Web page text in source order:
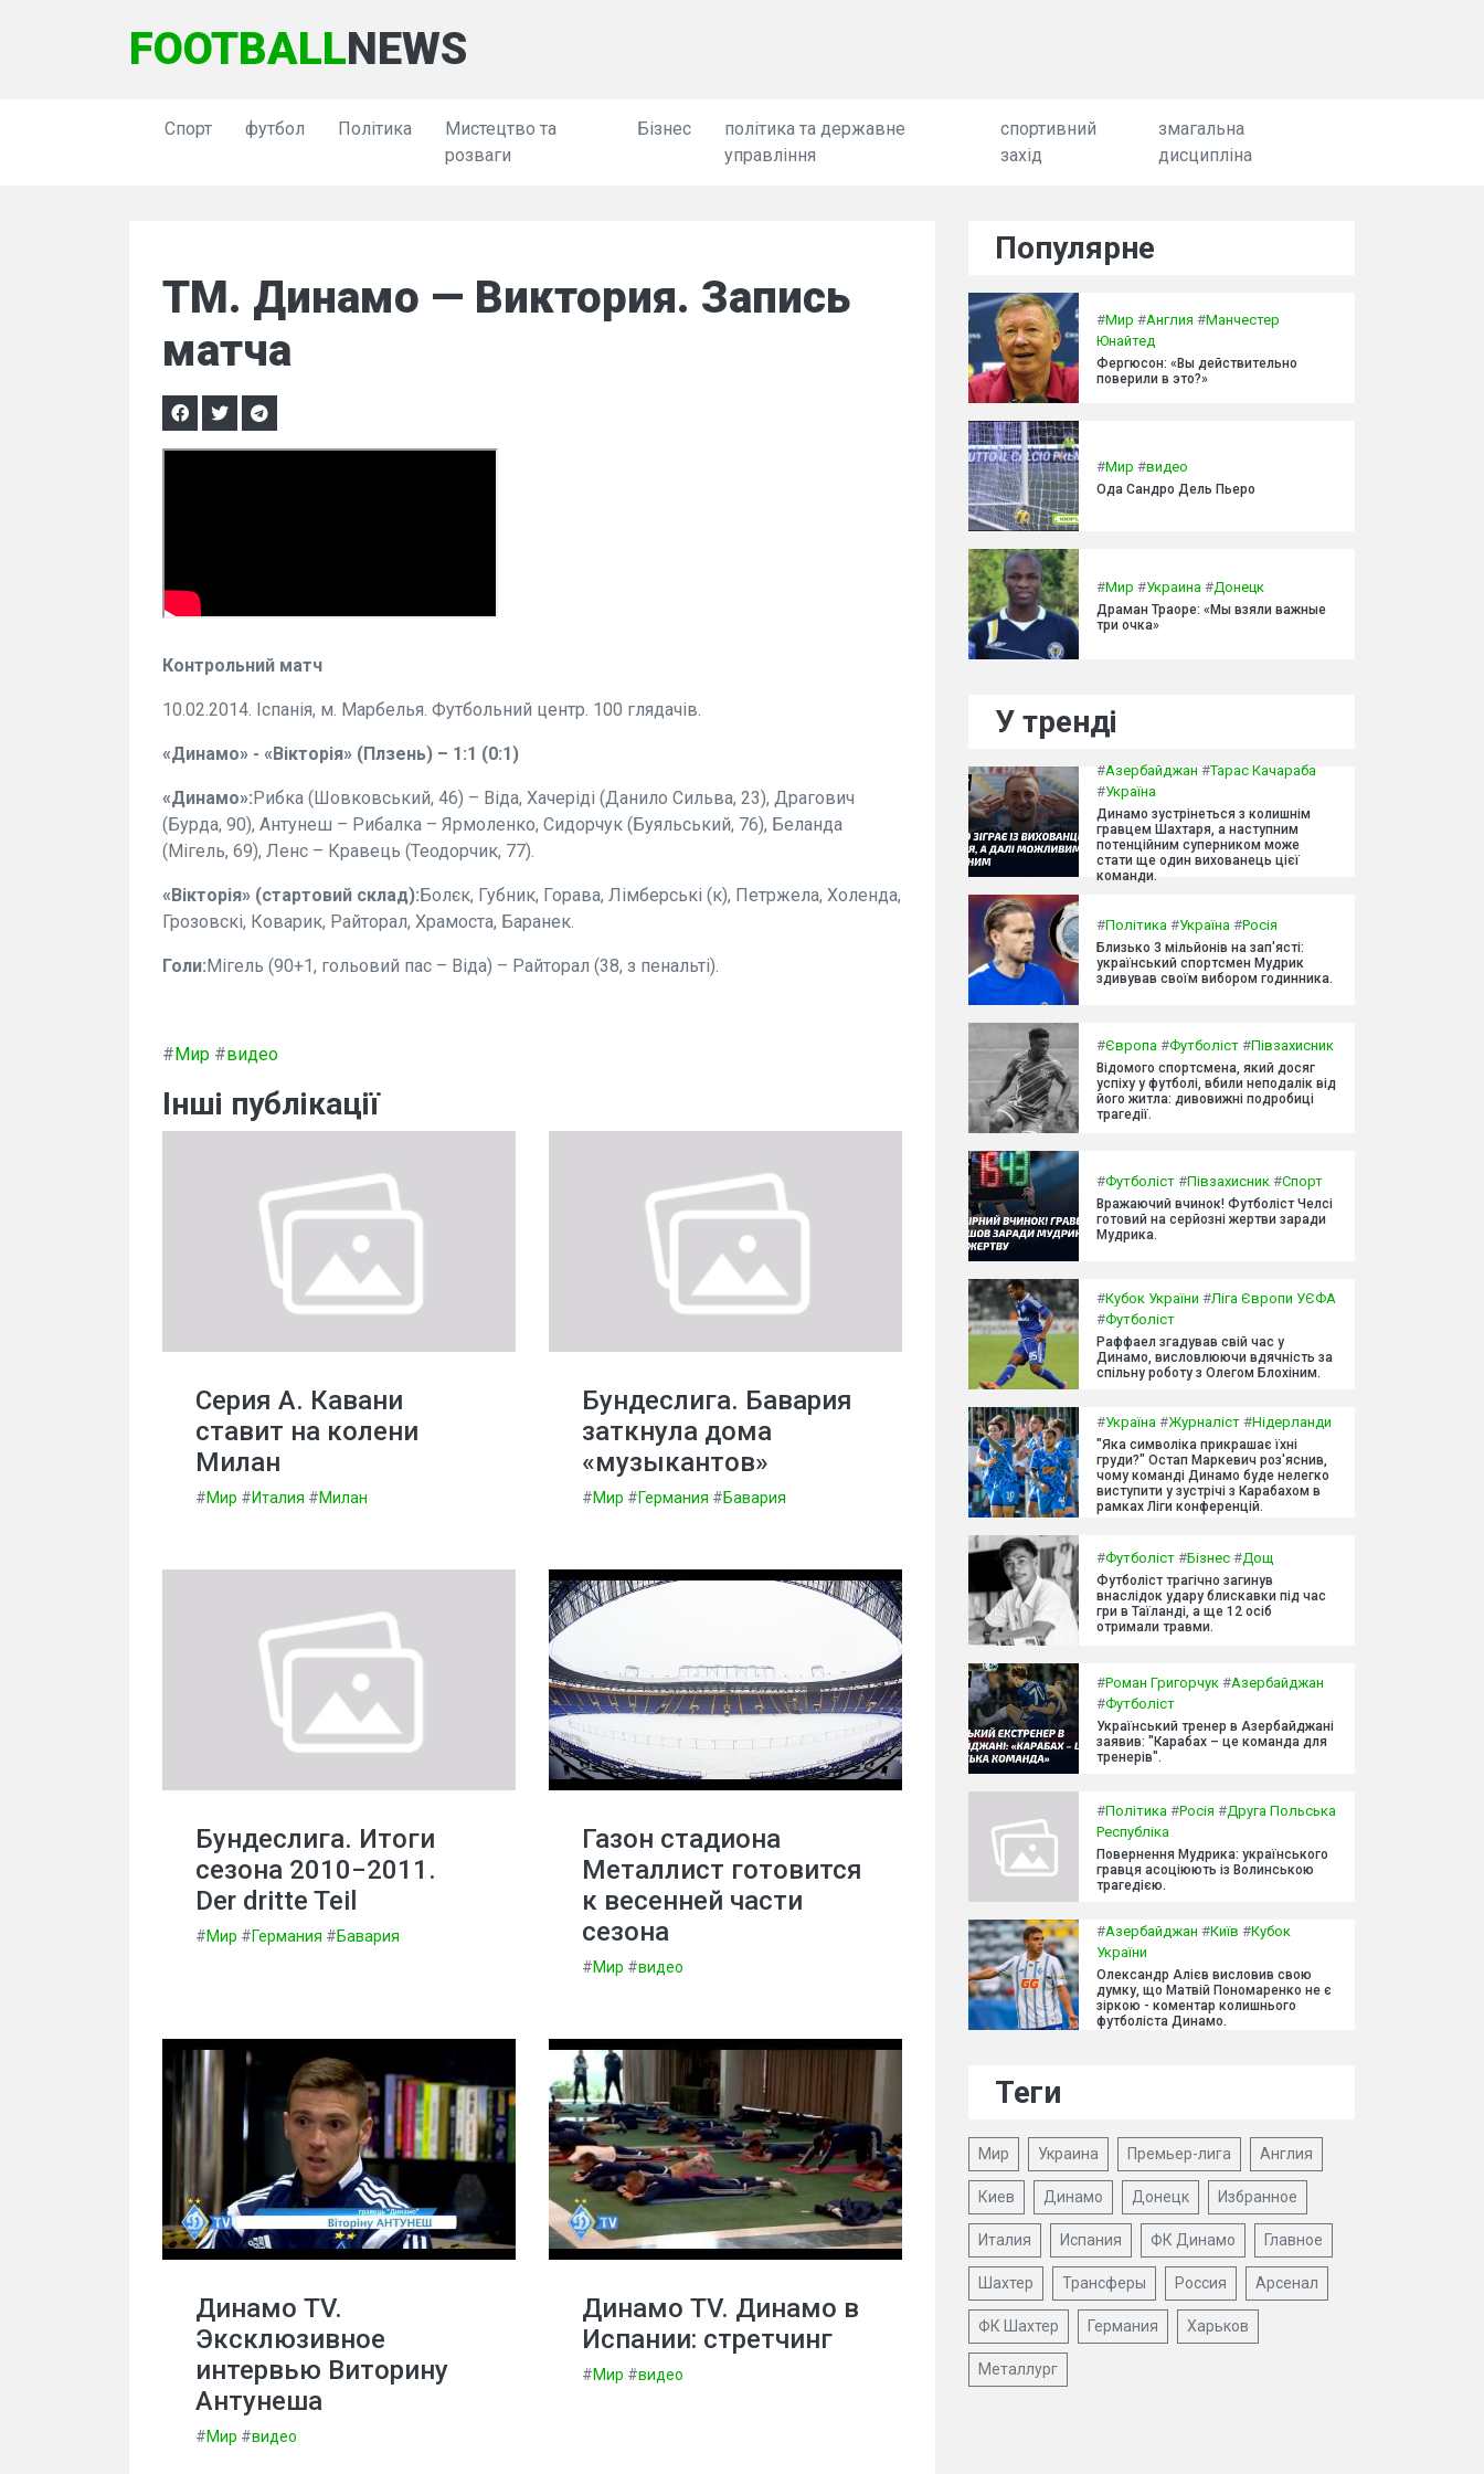
FOOTBALLNEWS
Спорт футбол Політика
Мистецтво та
розваги
Бізнес
політика та державне
управління
спортивний
захід
змагальна
дисципліна
ТМ. Динамо — Виктория. Запись
матча
Контрольний матч
10.02.2014. Іспанія, м. Марбелья. Футбольний центр. 100 глядачів.
«Динамо» - «Вікторія» (Плзень) – 1:1 (0:1)
«Динамо»:Рибка (Шовковський, 46) – Віда, Хачеріді (Данило Сильва, 23), Драгович
(Бурда, 90), Антунеш – Рибалка – Ярмоленко, Сидорчук (Буяльський, 76), Беланда
(Мігель, 69), Ленс – Кравець (Теодорчик, 77).
«Вікторія» (стартовий склад):Болєк, Губник, Горава, Лімберські (к), Петржела, Холенда,
Грозовскі, Коварик, Райторал, Храмоста, Баранек.
Голи:Мігель (90+1, гольовий пас – Віда) – Райторал (38, з пенальті).
#Мир #видео
Інші публікації
Серия А. Кавани
ставит на колени
Милан
#Мир #Италия #Милан
Бундеслига. Бавария
заткнула дома
«музыкантов»
#Мир #Германия #Бавария
Бундеслига. Итоги
сезона 2010−2011.
Der dritte Teil
#Мир #Германия #Бавария
Газон стадиона
Металлист готовится
к весенней части
сезона
#Мир #видео
Динамо TV.
Эксклюзивное
интервью Виторину
Антунеша
#Мир #видео
Динамо TV. Динамо в
Испании: стретчинг
#Мир #видео
Популярне
#Мир #Англия #Манчестер
Юнайтед
Фергюсон: «Вы действительно
поверили в это?»
#Мир #видео
Ода Сандро Дель Пьеро
#Мир #Украина #Донецк
Драман Траоре: «Мы взяли важные
три очка»
У тренді
#Азербайджан #Тарас Качараба
#Україна
Динамо зустрінеться з колишнім
гравцем Шахтаря, а наступним
потенційним суперником може
стати ще один вихованець цієї
команди.
#Політика #Україна #Росія
Близько 3 мільйонів на зап'ясті:
український спортсмен Мудрик
здивував своїм вибором годинника.
#Європа #Футболіст #Півзахисник
Відомого спортсмена, який досяг
успіху у футболі, вбили неподалік від
його житла: дивовижні подробиці
трагедії.
#Футболіст #Півзахисник #Спорт
Вражаючий вчинок! Футболіст Челсі
готовий на серйозні жертви заради
Мудрика.
#Кубок України #Ліга Європи УЄФА
#Футболіст
Раффаел згадував свій час у
Динамо, висловлюючи вдячність за
спільну роботу з Олегом Блохіним.
#Україна #Журналіст #Нідерланди
"Яка символіка прикрашає їхні
груди?" Остап Маркевич роз'яснив,
чому команді Динамо буде нелегко
виступити у зустрічі з Карабахом в
рамках Ліги конференцій.
#Футболіст #Бізнес #Дощ
Футболіст трагічно загинув
внаслідок удару блискавки під час
гри в Таїланді, а ще 12 осіб
отримали травми.
#Роман Григорчук #Азербайджан
#Футболіст
Український тренер в Азербайджані
заявив: "Карабах – це команда для
тренерів".
#Політика #Росія #Друга Польська
Республіка
Повернення Мудрика: українського
гравця асоціюють із Волинською
трагедією.
#Азербайджан #Київ #Кубок
України
Олександр Алієв висловив свою
думку, що Матвій Пономаренко не є
зіркою - коментар колишнього
футболіста Динамо.
Теги
Мир Украина Премьер-лига Англия
Киев Динамо Донецк Избранное
Италия Испания ФК Динамо Главное
Шахтер Трансферы Россия Арсенал
ФК Шахтер Германия Харьков
Металлург